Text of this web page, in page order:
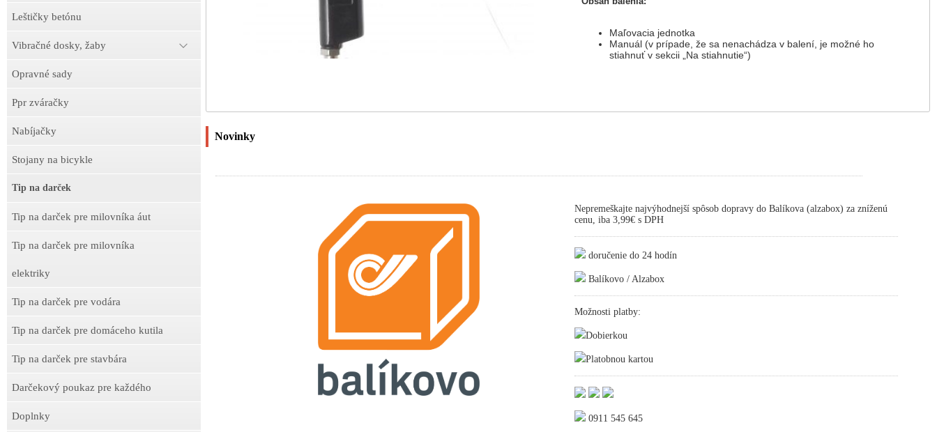
Leštičky betónu
Vibračné dosky, žaby
Opravné sady
Ppr zváračky
Nabíjačky
Stojany na bicykle
Tip na darček
Tip na darček pre milovníka áut
Tip na darček pre milovníka
elektriky
Tip na darček pre vodára
Tip na darček pre domáceho kutila
Tip na darček pre stavbára
Darčekový poukaz pre každého
Doplnky
Maľovacia jednotka
Manuál (v prípade, že sa nenachádza v balení, je možné ho
stiahnuť v sekcii „Na stiahnutie“)
Novinky
Nepremeškajte najvýhodnejší spôsob dopravy do Balíkova (alzabox) za zníženú
cenu, iba 3,99€ s DPH
doručenie do 24 hodín
Balíkovo / Alzabox
Možnosti platby:
Dobierkou
Platobnou kartou
0911 545 645